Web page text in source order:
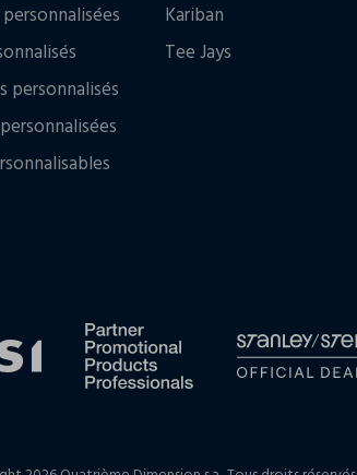
personnalisés
Kariban
Tee Jays